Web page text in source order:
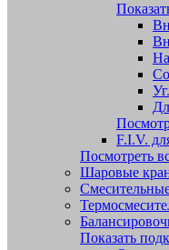
F.I.V.
Посмотреть
Шаровые
Показать